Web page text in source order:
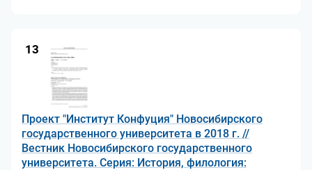
13
Проект "Институт Конфуция" Новосибирского
государственного университета в 2018 г. //
Вестник Новосибирского государственного
университета. Серия: История, филология: